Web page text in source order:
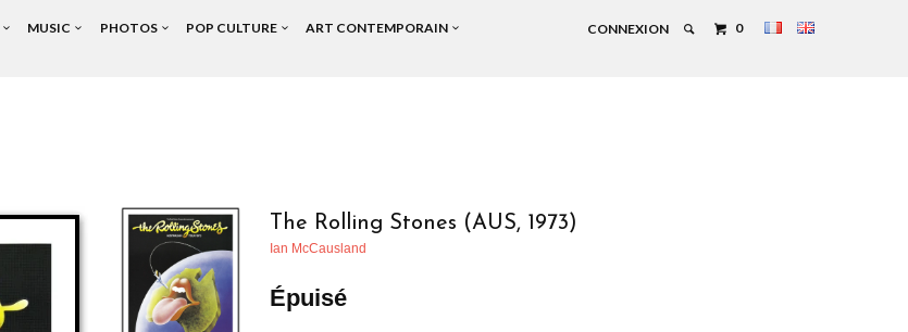
CONNEXION 0
MUSIC PHOTOS POP CULTURE ART CONTEMPORAIN
The Rolling Stones (AUS, 1973)
Ian McCausland
Épuisé